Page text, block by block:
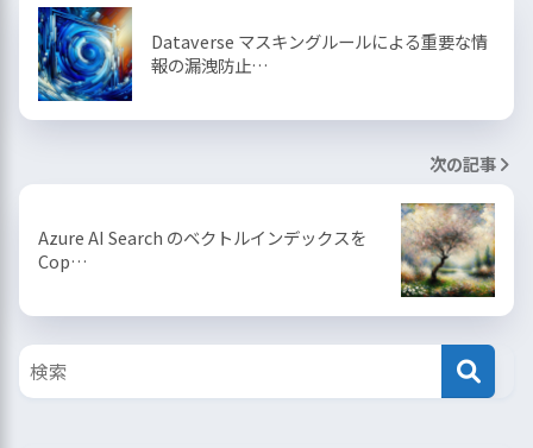
Dataverse マスキングルールによる重要な情
報の漏洩防止…
次の記事
Azure AI Search のベクトルインデックスを
Cop…